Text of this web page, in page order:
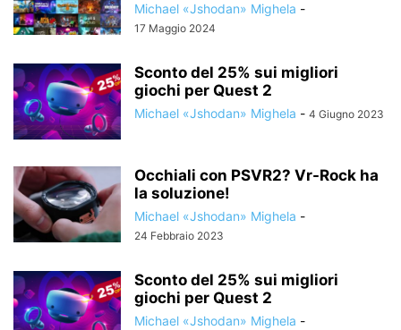
Michael «Jshodan» Mighela -
17 Maggio 2024
Sconto del 25% sui migliori
giochi per Quest 2
Michael «Jshodan» Mighela - 4 Giugno 2023
Occhiali con PSVR2? Vr-Rock ha
la soluzione!
Michael «Jshodan» Mighela -
24 Febbraio 2023
Sconto del 25% sui migliori
giochi per Quest 2
Michael «Jshodan» Mighela -